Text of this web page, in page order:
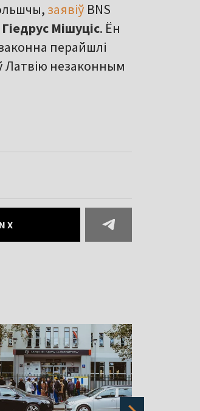
заявіў BNS
Гіедрус Мішуціс. Ён
перайшлі
Латвію незаконным
X